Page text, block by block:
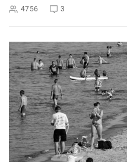
4756 3